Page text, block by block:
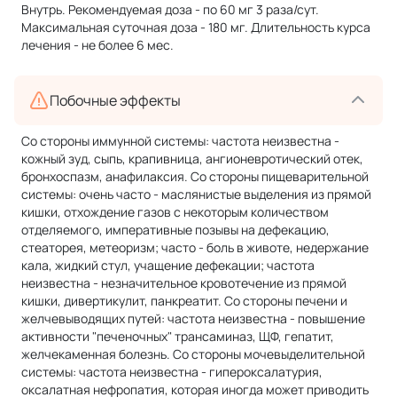
Внутрь. Рекомендуемая доза - по 60 мг 3 раза/сут.
Максимальная суточная доза - 180 мг. Длительность курса
лечения - не более 6 мес.
Побочные эффекты
Со стороны иммунной системы: частота неизвестна -
кожный зуд, сыпь, крапивница, ангионевротический отек,
бронхоспазм, анафилаксия. Со стороны пищеварительной
системы: очень часто - маслянистые выделения из прямой
кишки, отхождение газов с некоторым количеством
отделяемого, императивные позывы на дефекацию,
стеаторея, метеоризм; часто - боль в животе, недержание
кала, жидкий стул, учащение дефекации; частота
неизвестна - незначительное кровотечение из прямой
кишки, дивертикулит, панкреатит. Со стороны печени и
желчевыводящих путей: частота неизвестна - повышение
активности "печеночных" трансаминаз, ЩФ, гепатит,
желчекаменная болезнь. Со стороны мочевыделительной
системы: частота неизвестна - гипероксалатурия,
оксалатная нефропатия, которая иногда может приводить